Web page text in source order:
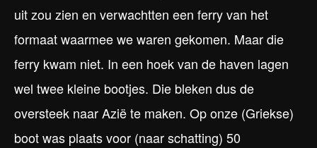
uit zou zien en verwachtten een ferry van het
formaat waarmee we waren gekomen. Maar die
ferry kwam niet. In een hoek van de haven lagen
wel twee kleine bootjes. Die bleken dus de
oversteek naar Azië te maken. Op onze (Griekse)
boot was plaats voor (naar schatting) 50